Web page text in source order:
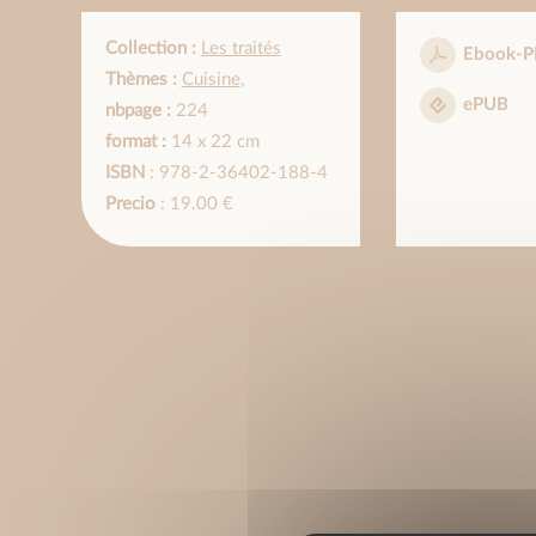
Collection : Les traités
Thèmes : Cuisine,
nbpage :224
format :14 x 22 cm
ISBN : 978-2-36402-188-4
Precio: 19.00 €
Ebook-
ePUB